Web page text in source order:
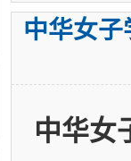
中华女
中华女